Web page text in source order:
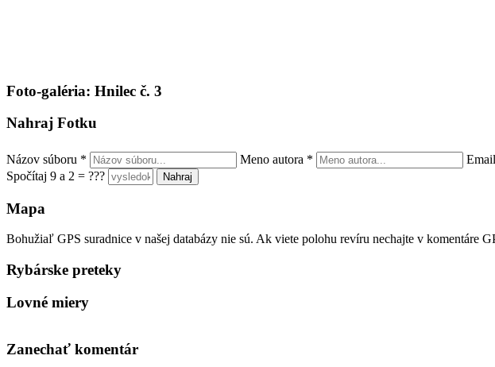
Foto-galéria: Hnilec č. 3
Nahraj Fotku
Názov súboru * Meno autora * Email
Spočítaj 9 a 2 = ???
Mapa
Bohužiaľ GPS suradnice v našej databázy nie sú. Ak viete polohu revíru nechajte v komentáre
Rybárske preteky
Lovné miery
Zanechať komentár